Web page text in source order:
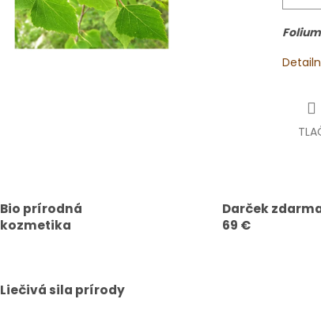
Bio prírodná
kozmetika
Darček
69 €
Liečivá sila prírody